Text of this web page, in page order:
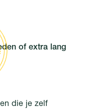
of extra lang
die je zelf